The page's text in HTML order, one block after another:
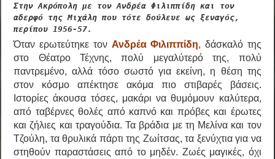
Στην Ακρόπολη με τον Ανδρέα Φιλιππίδη και τον
αδερφό της Μιχάλη που τότε δούλευε ως ξεναγός,
περίπου 1956-57.
Όταν ερωτεύτηκε τον Ανδρέα Φιλιππίδη, δάσκαλό της
στο Θέατρο Τέχνης, πολύ μεγαλύτερό της, πολύ
παντρεμένο, αλλά τόσο σωστό για εκείνη, η θέση της
στον κόσμο απέκτησε ακόμα πιο στιβαρές βάσεις.
Ιστορίες άκουσα τόσες, μακάρι να θυμόμουν καλύτερα,
από ταβέρνες θολές από καπνό και πρόβες και έρωτες
και ζήλιες και τραγούδια. Τα βράδια με τη Μελίνα και τον
Τζούλη, τα θρυλικά πάρτι της Ζωίτσας, τα ξενύχτια για να
στηθούν παραστάσεις από το μηδέν. Ζωές μαγικές, όχι